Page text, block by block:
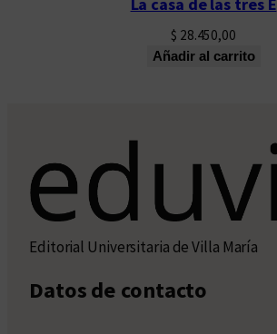
La casa de las tres E
$ 28.450,00
Añadir al carrito
Editorial Universitaria de Villa María
Datos de contacto